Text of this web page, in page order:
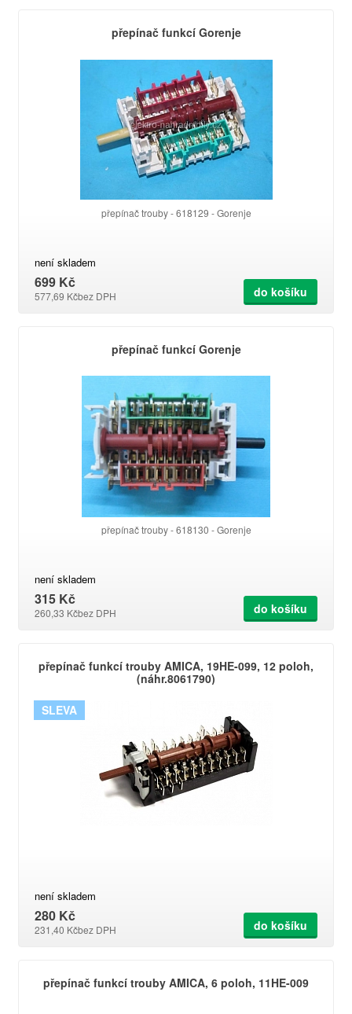
přepínač funkcí Gorenje
přepínač trouby - 618129 - Gorenje
není skladem
699 Kč
577,69 Kčbez DPH do košíku
přepínač funkcí Gorenje
přepínač trouby - 618130 - Gorenje
není skladem
315 Kč
260,33 Kčbez DPH do košíku
přepínač funkcí trouby AMICA, 19HE-099, 12 poloh,
(náhr.8061790)
SLEVA
není skladem
280 Kč
231,40 Kčbez DPH do košíku
přepínač funkcí trouby AMICA, 6 poloh, 11HE-009